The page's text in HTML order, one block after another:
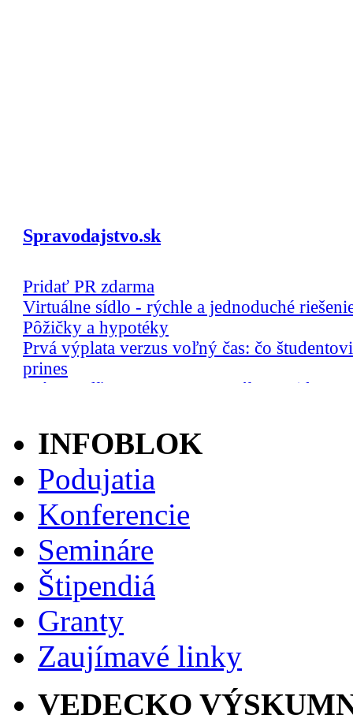
INFOBLOK
Podujatia
Konferencie
Semináre
Štipendiá
Granty
Zaujímavé linky
VEDECKO